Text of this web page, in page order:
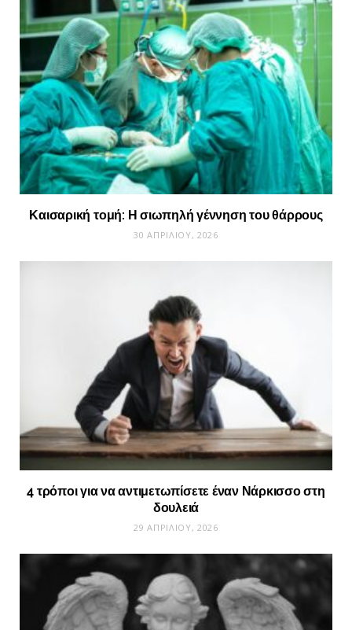
Καισαρική τομή: Η σιωπηλή γέννηση του θάρρους
30 ΑΠΡΙΛΊΟΥ, 2026
4 τρόποι για να αντιμετωπίσετε έναν Νάρκισσο στη
δουλειά
29 ΑΠΡΙΛΊΟΥ, 2026